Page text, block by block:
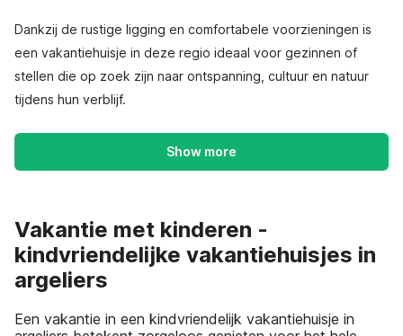
Dankzij de rustige ligging en comfortabele voorzieningen is
een vakantiehuisje in deze regio ideaal voor gezinnen of
stellen die op zoek zijn naar ontspanning, cultuur en natuur
tijdens hun verblijf.
Show more
Vakantie met kinderen -
kindvriendelijke vakantiehuisjes in
argeliers
Een vakantie in een kindvriendelijk vakantiehuisje in